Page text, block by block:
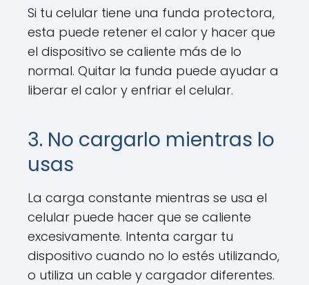
Si tu celular tiene una funda protectora,
esta puede retener el calor y hacer que
el dispositivo se caliente más de lo
normal. Quitar la funda puede ayudar a
liberar el calor y enfriar el celular.
3. No cargarlo mientras lo
usas
La carga constante mientras se usa el
celular puede hacer que se caliente
excesivamente. Intenta cargar tu
dispositivo cuando no lo estés utilizando,
o utiliza un cable y cargador diferentes.